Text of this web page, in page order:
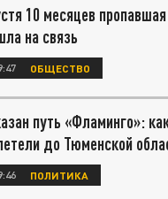
10 месяцев
на связь
ОБЩЕСТВО
путь «Фламинго»:
до Тюменской
ПОЛИТИКА